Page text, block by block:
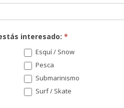
interesado:*
Esquí / Snow
Pesca
Submarinismo
Surf / Skate